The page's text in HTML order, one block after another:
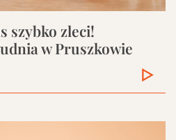
szybko zleci!
w Pruszkowie